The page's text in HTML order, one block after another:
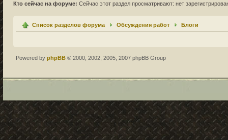
Кто сейчас на форуме: Сейчас этот раздел просматривают: нет
Список разделов форума Обсуждения работ Блоги
Powered by phpBB © 2000, 2002, 2005, 2007 phpBB Group